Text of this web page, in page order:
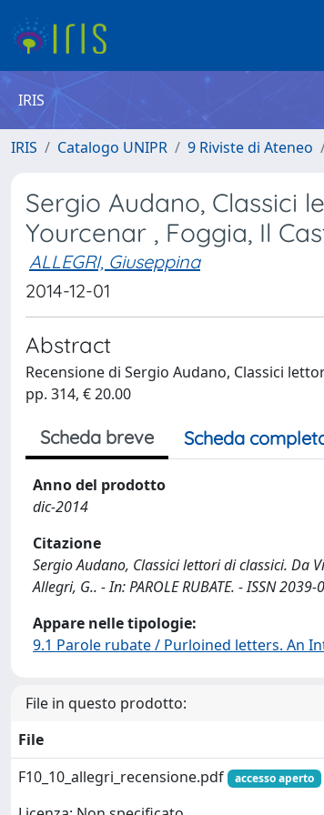
IRIS
IRIS Catalogo UNIPR 9 Riviste di Ateneo
Sergio Audano, Classici
Yourcenar , Foggia, Il
ALLEGRI, Giuseppina
2014-12-01
Abstract
Recensione di Sergio Audano, Classici
pp. 314, € 20.00
Scheda breve Scheda
Anno del prodotto
dic-2014
Citazione
Sergio Audano, Classici lettori di classici. Da
Allegri, G.. - In: PAROLE RUBATE. - ISSN
Appare nelle tipologie:
9.1 Parole rubate / Purloined letters. An
File in questo prodotto:
File
F10_10_allegri_recensione.pdf
accesso aperto